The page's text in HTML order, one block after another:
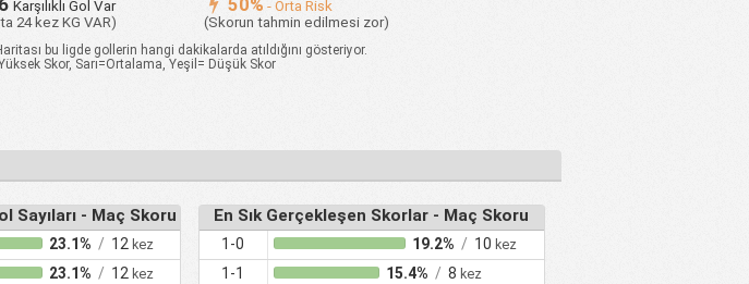
Karşılıklı Gol Var
24 kez KG VAR)
- Orta Risk
(Skorun tahmin edilmesi zor)
bu ligde gollerin hangi dakikalarda atıldığını gösteriyor.
Skor, Sarı=Ortalama, Yeşil= Düşük Skor
Sayıları - Maç Skoru
23.1% / 12 kez
23.1% / 12 kez
En Sık Gerçekleşen Skorlar - Maç Skoru
1-0 19.2% / 10 kez
1-1 15.4% / 8 kez